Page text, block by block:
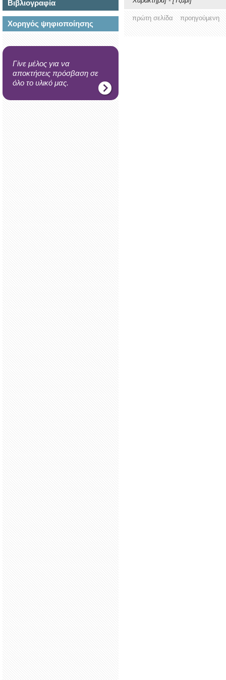
Βιβλιογραφία
Χορηγός ψηφιοποίησης
Γίνε μέλος για να
αποκτήσεις πρόσβαση σε
όλο το υλικό μας.
πρώτη σελίδα προηγούμενη